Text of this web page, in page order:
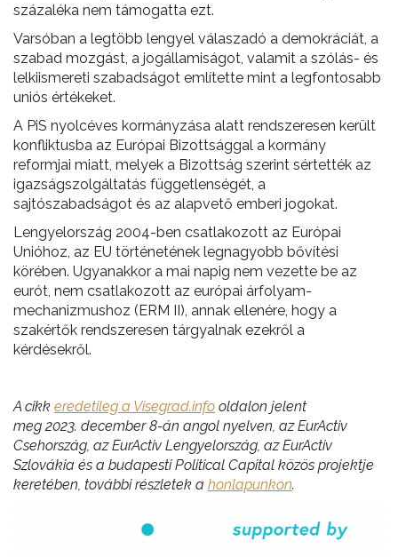
százaléka nem támogatta ezt.
Varsóban a legtöbb lengyel válaszadó a demokráciát, a
szabad mozgást, a jogállamiságot, valamit a szólás- és
lelkiismereti szabadságot említette mint a legfontosabb
uniós értékeket.
A PiS nyolcéves kormányzása alatt rendszeresen került
konfliktusba az Európai Bizottsággal a kormány
reformjai miatt, melyek a Bizottság szerint sértették az
igazságszolgáltatás függetlenségét, a
sajtószabadságot és az alapvető emberi jogokat.
Lengyelország 2004-ben csatlakozott az Európai
Unióhoz, az EU történetének legnagyobb bővítési
körében. Ugyanakkor a mai napig nem vezette be az
eurót, nem csatlakozott az európai árfolyam-
mechanizmushoz (ERM II), annak ellenére, hogy a
szakértők rendszeresen tárgyalnak ezekről a
kérdésekről.
A cikk eredetileg a Visegrad.info oldalon jelent
meg 2023. december 8-án angol nyelven, az EurActiv
Csehország, az EurActiv Lengyelország, az EurActiv
Szlovákia és a budapesti Political Capital közös projektje
keretében, további részletek a honlapunkon.